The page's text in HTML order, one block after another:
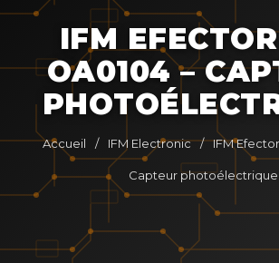
IFM
OA0104 –
Accueil / IFM Electronic / IFM
Capteur photoélectrique